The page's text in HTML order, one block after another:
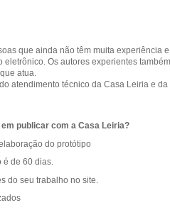
que ainda não têm muita experiência
Os autores experientes
atua.
atendimento técnico da Casa Leiria e
publicar com a Casa Leiria?
do protótipo
é de 60 dias.
do seu trabalho no site.